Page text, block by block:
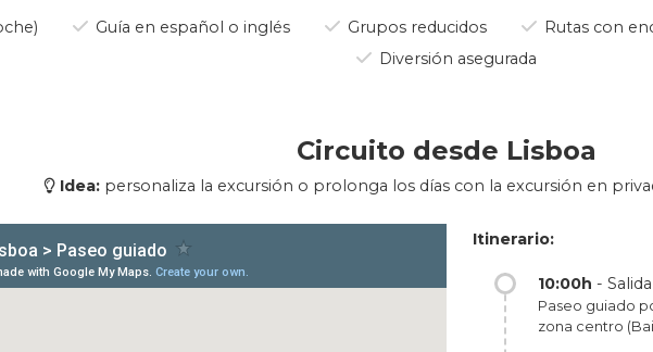
: únase al grupo en inglés. El paseo es gratuito aunque las
Opción Exclusiva
: disfrute a su aire de los lugares emblemáticos con guía privado,
coche privado.
Guía en español o inglés Grupos reducidos Rutas con
Diversión asegurada
Circuito desde Lisboa
Idea: personaliza la excursión o prolonga los días con la excursión en
Itinerario:
10:00h -
Paseo guiado
zona centro